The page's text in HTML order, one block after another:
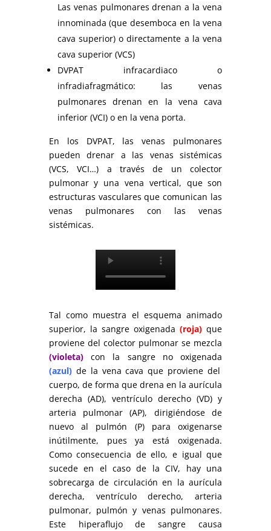
Las venas pulmonares drenan a la vena
innominada (que desemboca en la vena
cava superior) o directamente a la vena
cava superior (VCS)
DVPAT infracardiaco o
infradiafragmático: las venas
pulmonares drenan en la vena cava
inferior (VCI) o en la vena porta.
En los DVPAT, las venas pulmonares
pueden drenar a las venas sistémicas
(VCS, VCI…) a través de un colector
pulmonar y una vena vertical, que son
estructuras vasculares que comunican las
venas pulmonares con las venas
sistémicas.
Tal como muestra el esquema animado
superior, la sangre oxigenada(roja) que
proviene del colector pulmonar se mezcla
(violeta) con la sangre no oxigenada
(azul) de la vena cava que proviene del
cuerpo, de forma que drena en la aurícula
derecha (AD), ventrículo derecho (VD) y
arteria pulmonar (AP), dirigiéndose de
nuevo al pulmón (P) para oxigenarse
inútilmente, pues ya está oxigenada.
Como consecuencia de ello, e igual que
sucede en el caso de la CIV, hay una
sobrecarga de circulación en la aurícula
derecha, ventrículo derecho, arteria
pulmonar, pulmón y venas pulmonares.
Este hiperaflujo de sangre causa